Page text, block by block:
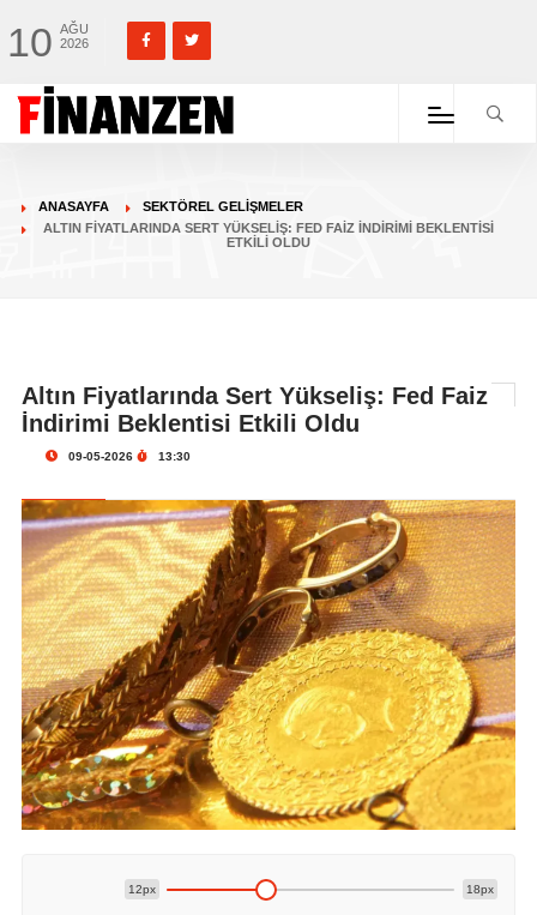
10 AĞU
2026
ANASAYFA
SEKTÖREL GELIŞMELER
ALTIN FIYATLARINDA SERT YÜKSELIŞ: FED FAIZ İNDIRIMI BEKLENTISI
ETKILI OLDU
Altın Fiyatlarında Sert Yükseliş: Fed Faiz
İndirimi Beklentisi Etkili Oldu
09-05-2026 13:30
12px 18px